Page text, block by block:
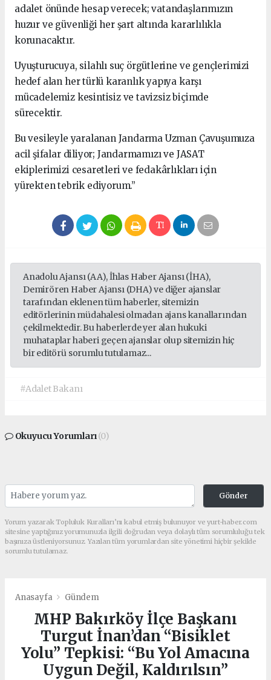
adalet önünde hesap verecek; vatandaşlarımızın
huzur ve güvenliği her şart altında kararlılıkla
korunacaktır.
Uyuşturucuya, silahlı suç örgütlerine ve gençlerimizi
hedef alan her türlü karanlık yapıya karşı
mücadelemiz kesintisiz ve tavizsiz biçimde
sürecektir.
Bu vesileyle yaralanan Jandarma Uzman Çavuşumuza
acil şifalar diliyor; Jandarmamızı ve JASAT
ekiplerimizi cesaretleri ve fedakârlıkları için
yürekten tebrik ediyorum.”
Anadolu Ajansı (AA), İhlas Haber Ajansı (İHA),
Demirören Haber Ajansı (DHA) ve diğer ajanslar
tarafından eklenen tüm haberler, sitemizin
editörlerinin müdahalesi olmadan ajans kanallarından
çekilmektedir. Bu haberlerde yer alan hukuki
muhataplar haberi geçen ajanslar olup sitemizin hiç
bir editörü sorumlu tutulamaz...
#Adalet Bakanı
Okuyucu Yorumları(0)
Gönder
Yorum yazarak Topluluk Kuralları’nı kabul etmiş bulunuyor ve yurt-haber.com
sitesine yaptığınız yorumunuzla ilgili doğrudan veya dolaylı tüm sorumluluğu tek
başınıza üstleniyorsunuz. Yazılan tüm yorumlardan site yönetimi hiçbir şekilde
sorumlu tutulamaz.
Anasayfa Gündem
MHP Bakırköy İlçe Başkanı
Turgut İnan’dan “Bisiklet
Yolu” Tepkisi: “Bu Yol Amacına
Uygun Değil, Kaldırılsın”